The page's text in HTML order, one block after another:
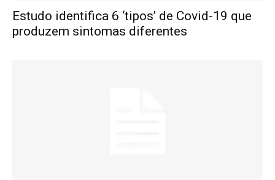
Estudo identifica 6 ‘tipos’ de Covid-19 que
produzem sintomas diferentes